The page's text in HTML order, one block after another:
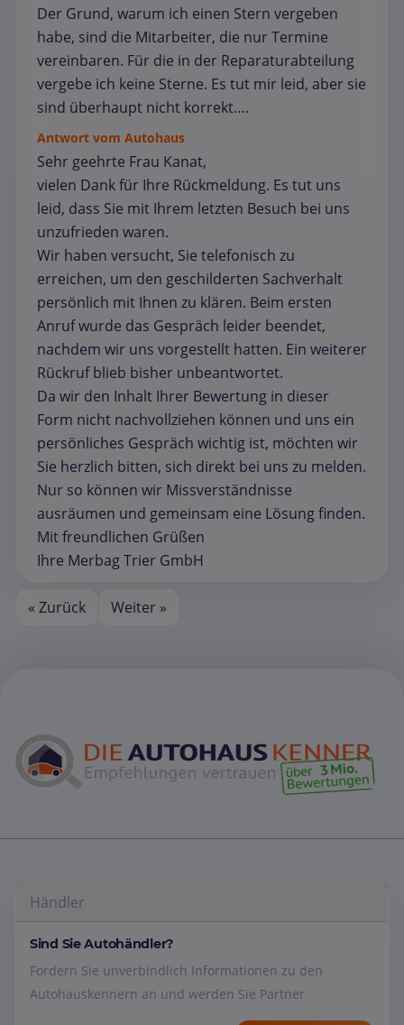
Der Grund, warum ich einen Stern vergeben
habe, sind die Mitarbeiter, die nur Termine
vereinbaren. Für die in der Reparaturabteilung
vergebe ich keine Sterne. Es tut mir leid, aber sie
sind überhaupt nicht korrekt….
Antwort vom Autohaus
Sehr geehrte Frau Kanat,
vielen Dank für Ihre Rückmeldung. Es tut uns
leid, dass Sie mit Ihrem letzten Besuch bei uns
unzufrieden waren.
Wir haben versucht, Sie telefonisch zu
erreichen, um den geschilderten Sachverhalt
persönlich mit Ihnen zu klären. Beim ersten
Anruf wurde das Gespräch leider beendet,
nachdem wir uns vorgestellt hatten. Ein weiterer
Rückruf blieb bisher unbeantwortet.
Da wir den Inhalt Ihrer Bewertung in dieser
Form nicht nachvollziehen können und uns ein
persönliches Gespräch wichtig ist, möchten wir
Sie herzlich bitten, sich direkt bei uns zu melden.
Nur so können wir Missverständnisse
ausräumen und gemeinsam eine Lösung finden.
Mit freundlichen Grüßen
Ihre Merbag Trier GmbH
« Zurück Weiter »
Händler
Sind Sie Autohändler?
Fordern Sie unverbindlich Informationen zu den
Autohauskennern an und werden Sie Partner